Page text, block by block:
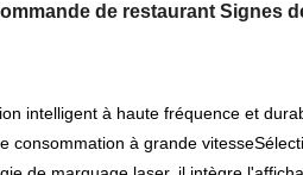
de restaurant Signes
intelligent à haute fréquence et
consommation à grande